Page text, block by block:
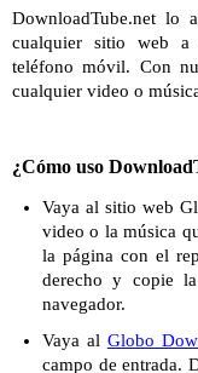
DownloadTube.net lo
cualquier sitio web a
teléfono móvil. Con
cualquier video o
¿Cómo uso
Vaya al sitio web
video o la música
la página con el
derecho y copie
navegador.
Vaya al Globo
campo de entrada.